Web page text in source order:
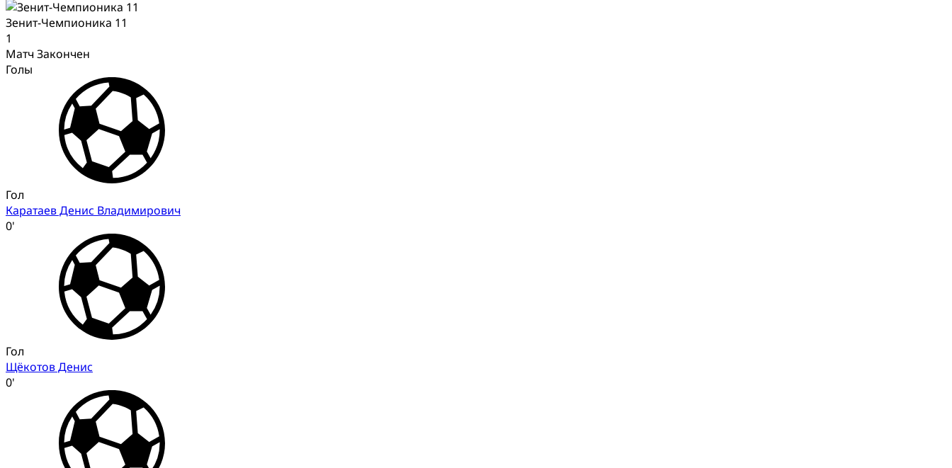
Зенит-Чемпионика 11
1
Матч Закончен
Голы
Гол
Каратаев Денис Владимирович
0'
Гол
Щёкотов Денис
0'